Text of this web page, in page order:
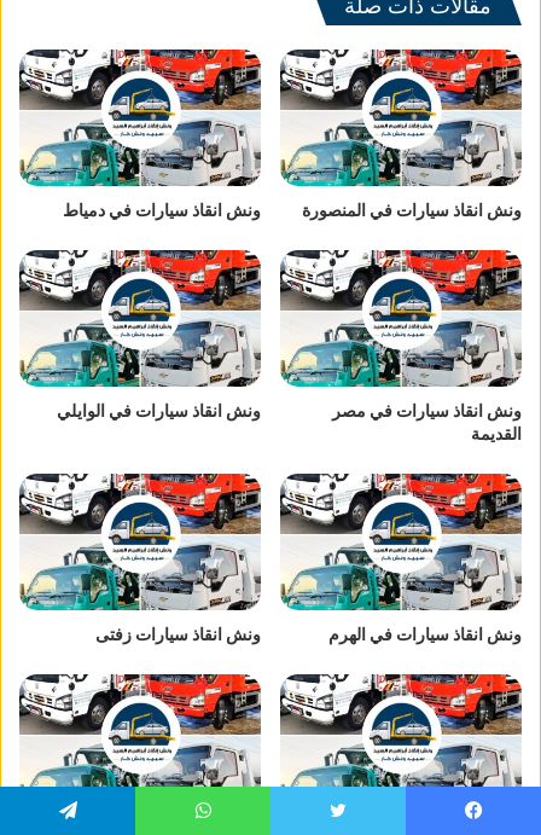
مقالات ذات صلة
ونش انقاذ سيارات في المنصورة ونش انقاذ سيارات في دمياط
ونش انقاذ سيارات في مصر
القديمة
ونش انقاذ سيارات في الوايلي
ونش انقاذ سيارات في الهرم ونش انقاذ سيارات زفتى